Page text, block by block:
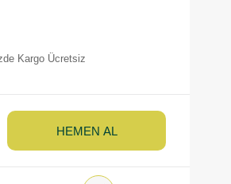
Kargo Ücretsiz